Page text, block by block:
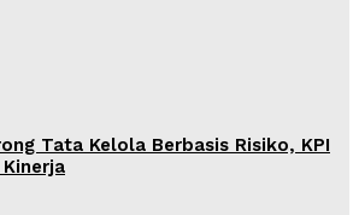
Tata Kelola Berbasis Risiko, KPI